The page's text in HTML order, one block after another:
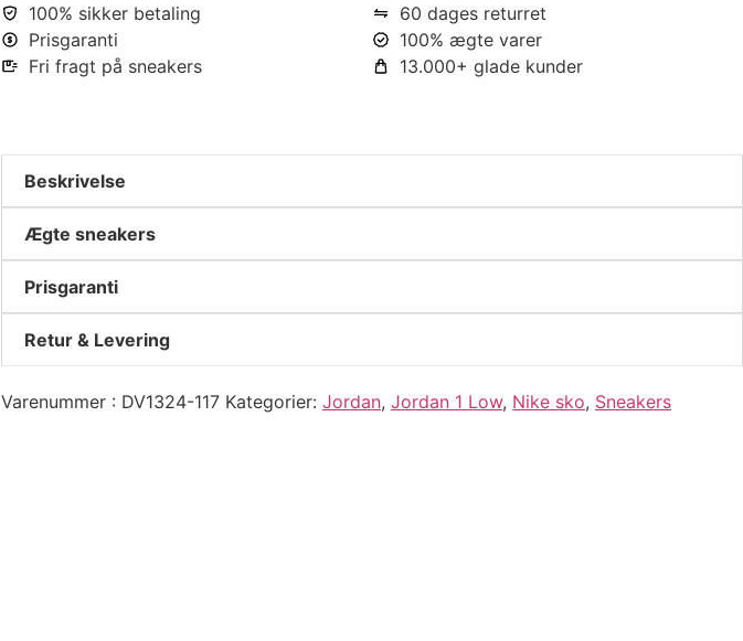
100% sikker betaling
Prisgaranti
Fri fragt på sneakers
60 dages returret
100% ægte varer
13.000+ glade kunder
Beskrivelse
Ægte sneakers
Prisgaranti
Retur & Levering
Varenummer DV1324-117 Kategorier Jordan, Jordan 1 Low, Nike sko, Sneakers